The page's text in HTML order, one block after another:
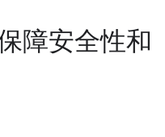
障安全性和